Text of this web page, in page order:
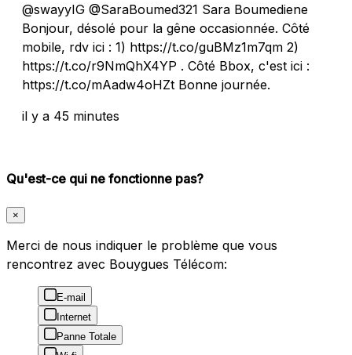
@swayyIG @SaraBoumed321 Sara Boumediene
Bonjour, désolé pour la gêne occasionnée. Côté
mobile, rdv ici : 1) https://t.co/guBMz1m7qm 2)
https://t.co/r9NmQhX4YP . Côté Bbox, c'est ici :
https://t.co/mAadw4oHZt Bonne journée.
il y a 45 minutes
Qu'est-ce qui ne fonctionne pas?
×
Merci de nous indiquer le problème que vous
rencontrez avec Bouygues Télécom:
E-mail
Internet
Panne Totale